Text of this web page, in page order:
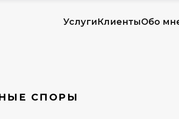
УслугиКлиентыОбо
СПОРЫ